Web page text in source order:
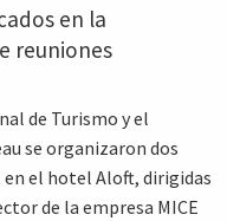
en la
reuniones
de Turismo y el
se organizaron dos
el hotel Aloft, dirigidas
de la empresa MICE